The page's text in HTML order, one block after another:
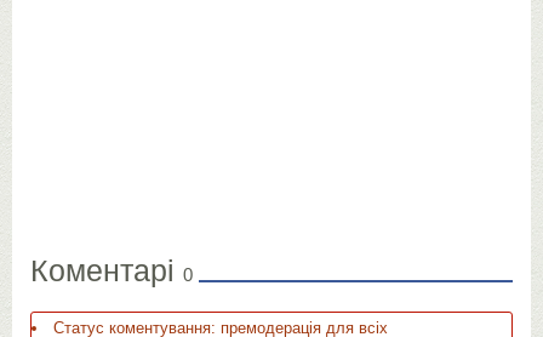
Коментарі 0
Статус коментування: премодерація для всіх